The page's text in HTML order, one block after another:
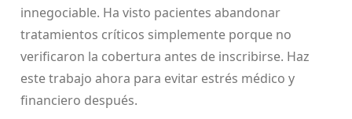
innegociable. Ha visto pacientes abandonar
tratamientos críticos simplemente porque no
verificaron la cobertura antes de inscribirse. Haz
este trabajo ahora para evitar estrés médico y
financiero después.